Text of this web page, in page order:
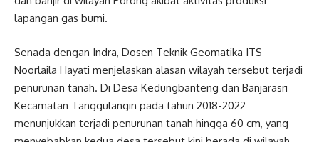
lapangan gas bumi.
Senada dengan Indra, Dosen Teknik Geomatika ITS
Noorlaila Hayati menjelaskan alasan wilayah tersebut terjadi
penurunan tanah. Di Desa Kedungbanteng dan Banjarasri
Kecamatan Tanggulangin pada tahun 2018-2022
menunjukkan terjadi penurunan tanah hingga 60 cm, yang